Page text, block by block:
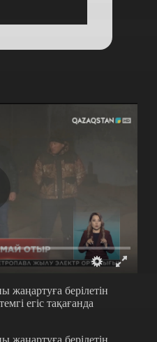
жаңартуға берілетін
егіс тақағанда
жаңартуға берілетін